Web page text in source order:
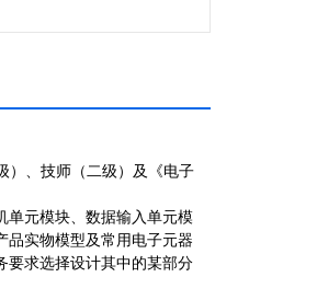
）、技师（二级）及《电子
单元模块、数据输入单元模
品实物模型及常用电子元器
要求选择设计其中的某部分